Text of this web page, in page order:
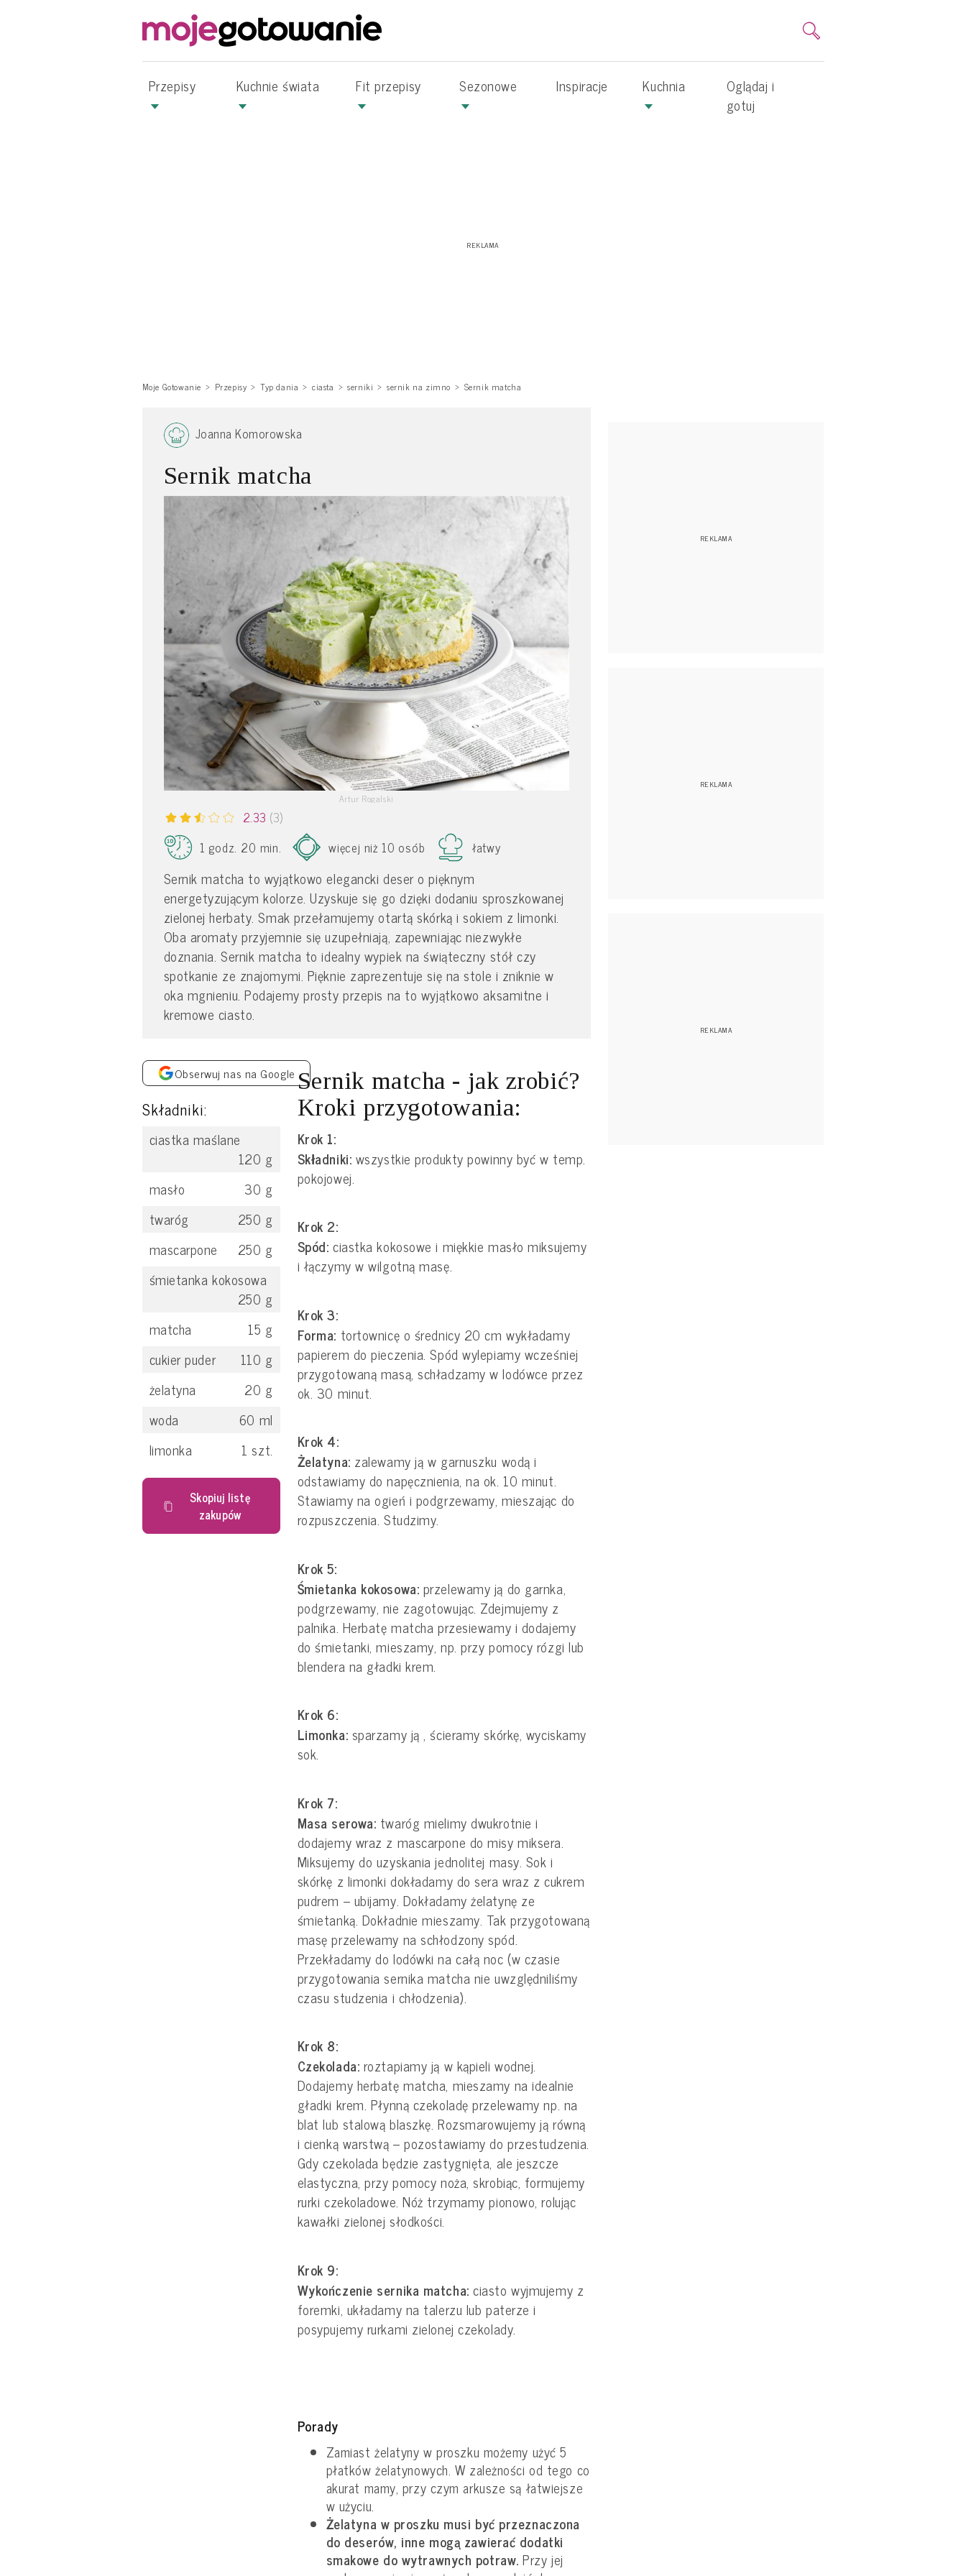
Przepisy Kuchnie świata Fit przepisy Sezonowe Inspiracje Kuchnia
Oglądaj i
gotuj
Moje Gotowanie Przepisy Typ dania ciasta serniki sernik na zimno Sernik matcha
Joanna Komorowska
Sernik matcha
Artur Rogalski
2.33 (3)
1 godz. 20 min.
więcej niż 10 osób łatwy
Sernik matcha to wyjątkowo elegancki deser o pięknym
energetyzującym kolorze. Uzyskuje się go dzięki dodaniu sproszkowanej
zielonej herbaty. Smak przełamujemy otartą skórką i sokiem z limonki.
Oba aromaty przyjemnie się uzupełniają, zapewniając niezwykłe
doznania. Sernik matcha to idealny wypiek na świąteczny stół czy
spotkanie ze znajomymi. Pięknie zaprezentuje się na stole i zniknie w
oka mgnieniu. Podajemy prosty przepis na to wyjątkowo aksamitne i
kremowe ciasto.
Obserwuj nas na Google
Składniki:
ciastka maślane
120 g
masło
30 g
twaróg
250 g
mascarpone
250 g
śmietanka kokosowa
250 g
matcha
15 g
cukier puder
110 g
żelatyna
20 g
woda
60 ml
limonka
1 szt.
Skopiuj listę
zakupów
Sernik matcha - jak zrobić?
Kroki przygotowania:
Krok 1:
Składniki: wszystkie produkty powinny być w temp.
pokojowej.
Krok 2:
Spód: ciastka kokosowe i miękkie masło miksujemy
i łączymy w wilgotną masę.
Krok 3:
Forma: tortownicę o średnicy 20 cm wykładamy
papierem do pieczenia. Spód wylepiamy wcześniej
przygotowaną masą, schładzamy w lodówce przez
ok. 30 minut.
Krok 4:
Żelatyna: zalewamy ją w garnuszku wodą i
odstawiamy do napęcznienia, na ok. 10 minut.
Stawiamy na ogień i podgrzewamy, mieszając do
rozpuszczenia. Studzimy.
Krok 5:
Śmietanka kokosowa: przelewamy ją do garnka,
podgrzewamy, nie zagotowując. Zdejmujemy z
palnika. Herbatę matcha przesiewamy i dodajemy
do śmietanki, mieszamy, np. przy pomocy rózgi lub
blendera na gładki krem.
Krok 6:
Limonka: sparzamy ją , ścieramy skórkę, wyciskamy
sok.
Krok 7:
Masa serowa: twaróg mielimy dwukrotnie i
dodajemy wraz z mascarpone do misy miksera.
Miksujemy do uzyskania jednolitej masy. Sok i
skórkę z limonki dokładamy do sera wraz z cukrem
pudrem – ubijamy. Dokładamy żelatynę ze
śmietanką. Dokładnie mieszamy. Tak przygotowaną
masę przelewamy na schłodzony spód.
Przekładamy do lodówki na całą noc (w czasie
przygotowania sernika matcha nie uwzględniliśmy
czasu studzenia i chłodzenia).
Krok 8:
Czekolada: roztapiamy ją w kąpieli wodnej.
Dodajemy herbatę matcha, mieszamy na idealnie
gładki krem. Płynną czekoladę przelewamy np. na
blat lub stalową blaszkę. Rozsmarowujemy ją równą
i cienką warstwą – pozostawiamy do przestudzenia.
Gdy czekolada będzie zastygnięta, ale jeszcze
elastyczna, przy pomocy noża, skrobiąc, formujemy
rurki czekoladowe. Nóż trzymamy pionowo, rolując
kawałki zielonej słodkości.
Krok 9:
Wykończenie sernika matcha: ciasto wyjmujemy z
foremki, układamy na talerzu lub paterze i
posypujemy rurkami zielonej czekolady.
Porady
Zamiast żelatyny w proszku możemy użyć 5
płatków żelatynowych. W zależności od tego co
akurat mamy, przy czym arkusze są łatwiejsze
w użyciu.
Żelatyna w proszku musi być przeznaczona
do deserów, inne mogą zawierać dodatki
smakowe do wytrawnych potraw. Przy jej